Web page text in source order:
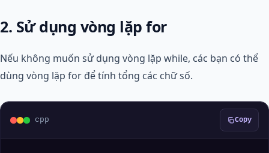
2. Sử dụng vòng lặp for
Nếu không muốn sử dụng vòng lặp while, các bạn có thể
dùng vòng lặp for để tính tổng các chữ số.
cpp Copy